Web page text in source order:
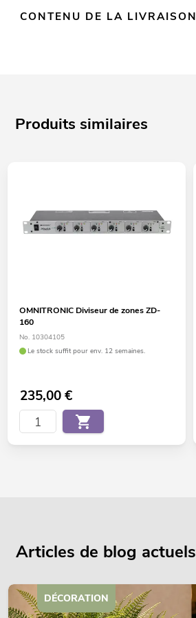
CONTENU DE LA LIVRAISON
Produits similaires
OMNITRONIC Diviseur de zones ZD-
160
No. 10304105
Le stock suffit pour env. 12 semaines.
235,00€
Articles de blog actuels
DÉCORATION